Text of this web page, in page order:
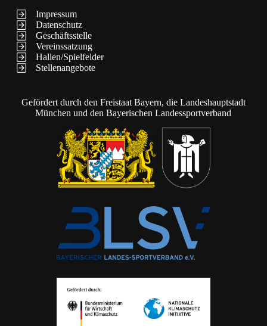
Impressum
Datenschutz
Geschäftsstelle
Vereinssatzung
Hallen/Spielfelder
Stellenangebote
Gefördert durch den Freistaat Bayern, die Landeshauptstadt
München und den Bayerischen Landessportverband